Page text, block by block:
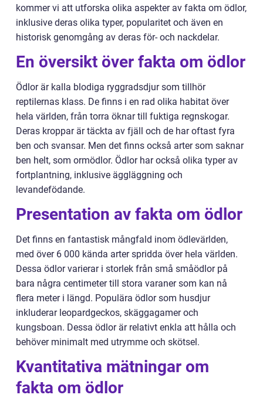
kommer vi att utforska olika aspekter av fakta om ödlor,
inklusive deras olika typer, popularitet och även en
historisk genomgång av deras för- och nackdelar.
En översikt över fakta om ödlor
Ödlor är kalla blodiga ryggradsdjur som tillhör
reptilernas klass. De finns i en rad olika habitat över
hela världen, från torra öknar till fuktiga regnskogar.
Deras kroppar är täckta av fjäll och de har oftast fyra
ben och svansar. Men det finns också arter som saknar
ben helt, som ormödlor. Ödlor har också olika typer av
fortplantning, inklusive äggläggning och
levandefödande.
Presentation av fakta om ödlor
Det finns en fantastisk mångfald inom ödlevärlden,
med över 6 000 kända arter spridda över hela världen.
Dessa ödlor varierar i storlek från små småödlor på
bara några centimeter till stora varaner som kan nå
flera meter i längd. Populära ödlor som husdjur
inkluderar leopardgeckos, skäggagamer och
kungsboan. Dessa ödlor är relativt enkla att hålla och
behöver minimalt med utrymme och skötsel.
Kvantitativa mätningar om
fakta om ödlor